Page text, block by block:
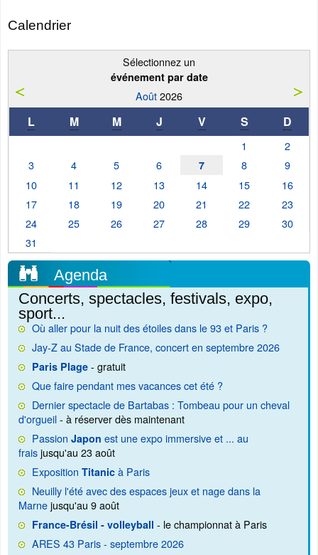
Calendrier
Sélectionnez un
événement par date
Août2026
L M M J V S D
1
2
3
4 5 6 7 8
9
10
11 12 13 14 15
16
17
18 19 20 21 22
23
24
25 26 27 28 29
30
31
Agenda
Concerts, spectacles, festivals, expo,
sport...
Où aller pour la nuit des étoiles dans le 93 et Paris ?
Jay-Z au Stade de France, concert en septembre 2026
Paris Plage - gratuit
Que faire pendant mes vacances cet été ?
Dernier spectacle de Bartabas : Tombeau pour un cheval
d'orgueil- à réserver dès maintenant
Passion Japon est une expo immersive et ... au
fraisjusqu'au 23 août
Exposition Titanic à Paris
Neuilly l'été avec des espaces jeux et nage dans la
Marnejusqu'au 9 août
France-Brésil - volleyball - le championnat à Paris
ARES 43 Paris - septembre 2026